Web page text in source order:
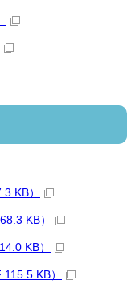
KB）
KB）
KB）
KB）